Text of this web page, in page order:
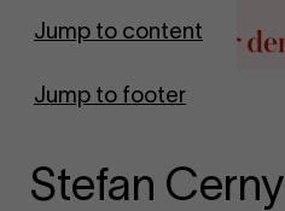
Jump to content
Jump to footer
Go to homepage
Stefan Cerny